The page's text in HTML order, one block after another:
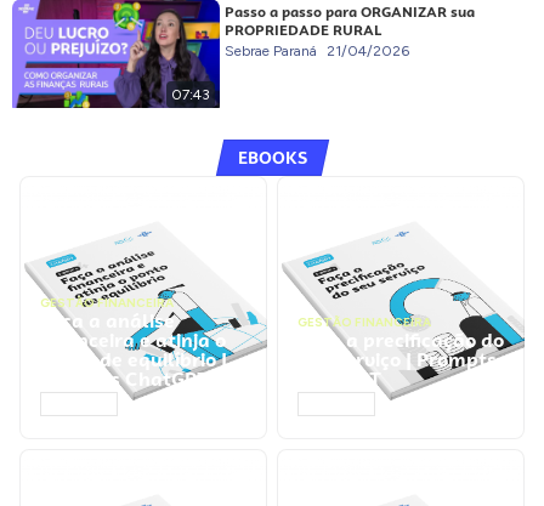
07:43
Passo a passo para ORGANIZAR sua
PROPRIEDADE RURAL
Sebrae Paraná 21/04/2026
EBOOKS
GESTÃO FINANCEIRA
Faça a análise
financeira e atinja o
ponto de equilíbrio |
Prompts ChatGPT
GESTÃO FINANCEIRA
Faça a precificação do
seu serviço | Prompts
ChatGPT